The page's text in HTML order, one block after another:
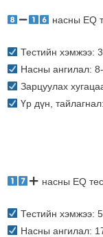
насны EQ
Тестийн хэмжээ:
Насны ангилал:
Зарцуулах
Үр дүн,
насны EQ
Тестийн хэмжээ:
Насны ангилал: